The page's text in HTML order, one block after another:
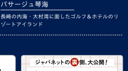
パサージュ琴海
長崎の内海・大村湾に面したゴルフ＆ホテルのリ
ゾートアイランド